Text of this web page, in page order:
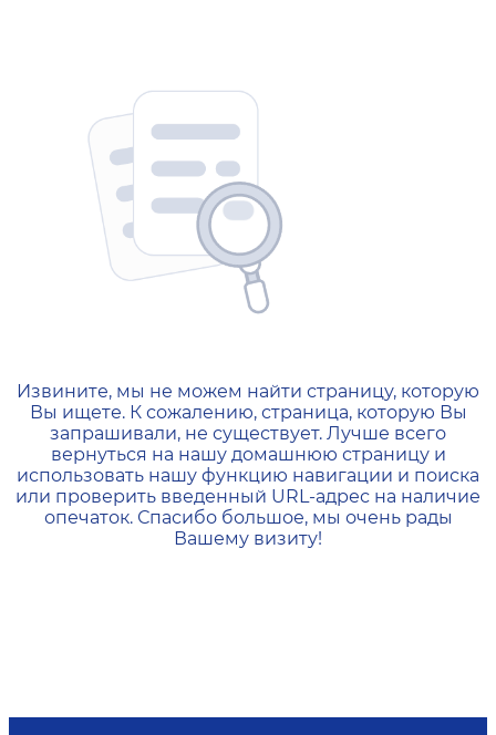
404 — Страница не
Извините, мы не можем найти страницу, которую
Вы ищете. К сожалению, страница, которую Вы
запрашивали, не существует. Лучше всего
вернуться на нашу домашнюю страницу и
использовать нашу функцию навигации и поиска
или проверить введенный URL-адрес на наличие
опечаток. Спасибо большое, мы очень рады
Вашему визиту!